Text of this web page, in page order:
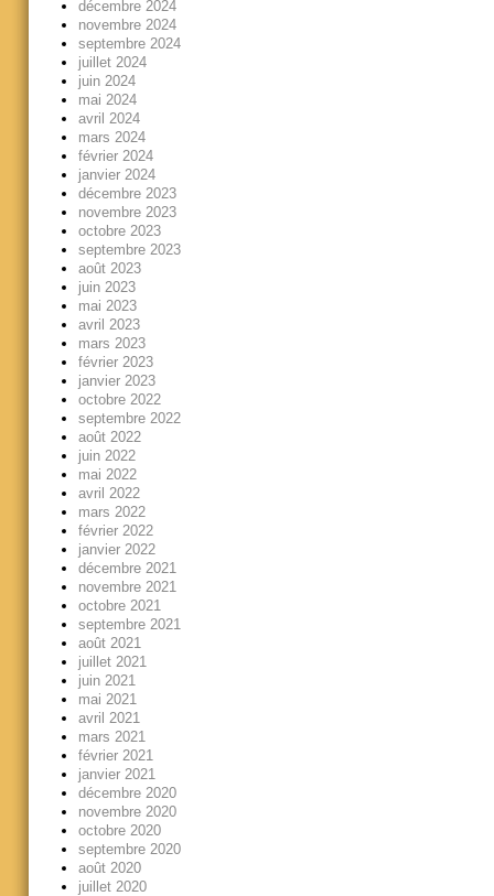
décembre 2024
novembre 2024
septembre 2024
juillet 2024
juin 2024
mai 2024
avril 2024
mars 2024
février 2024
janvier 2024
décembre 2023
novembre 2023
octobre 2023
septembre 2023
août 2023
juin 2023
mai 2023
avril 2023
mars 2023
février 2023
janvier 2023
octobre 2022
septembre 2022
août 2022
juin 2022
mai 2022
avril 2022
mars 2022
février 2022
janvier 2022
décembre 2021
novembre 2021
octobre 2021
septembre 2021
août 2021
juillet 2021
juin 2021
mai 2021
avril 2021
mars 2021
février 2021
janvier 2021
décembre 2020
novembre 2020
octobre 2020
septembre 2020
août 2020
juillet 2020